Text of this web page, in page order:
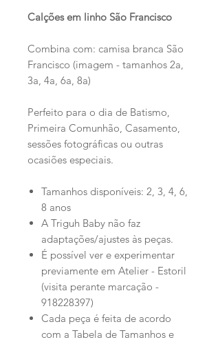
Calções em linho São Francisco
Combina com: camisa branca São
Francisco (imagem - tamanhos 2a,
3a, 4a, 6a, 8a)
Perfeito para o dia de Batismo,
Primeira Comunhão, Casamento,
sessões fotográficas ou outras
ocasiões especiais.
Tamanhos disponíveis: 2, 3, 4, 6,
8 anos
A Triguh Baby não faz
adaptações/ajustes às peças.
É possível ver e experimentar
previamente em Atelier - Estoril
(visita perante marcação -
918228397)
Cada peça é feita de acordo
com a Tabela de Tamanhos e